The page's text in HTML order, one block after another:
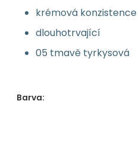
krémová konzistence
dlouhotrvající
05 tmavě tyrkysová
Barva: